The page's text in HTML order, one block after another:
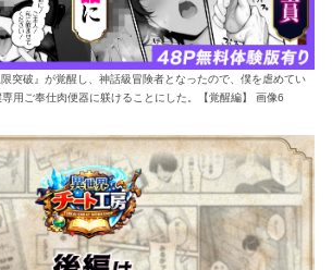
突破』が覚醒し、神話級冒険者となったので、僕を虐めてい
用ご奉仕肉便器に躾けることにした。【覚醒編】 画像6